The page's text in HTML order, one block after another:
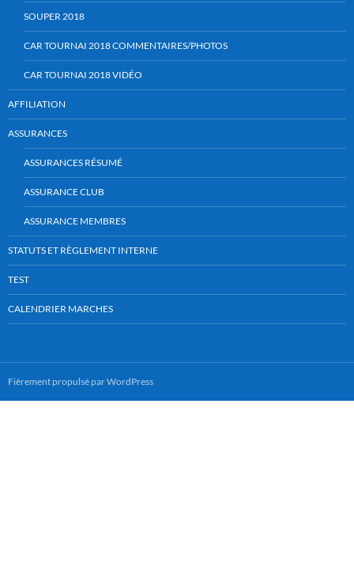
SOUPER 2018
CAR TOURNAI 2018 COMMENTAIRES/PHOTOS
CAR TOURNAI 2018 VIDÉO
AFFILIATION
ASSURANCES
ASSURANCES RÉSUMÉ
ASSURANCE CLUB
ASSURANCE MEMBRES
STATUTS ET RÈGLEMENT INTERNE
TEST
CALENDRIER MARCHES
Fièrement propulsé par WordPress